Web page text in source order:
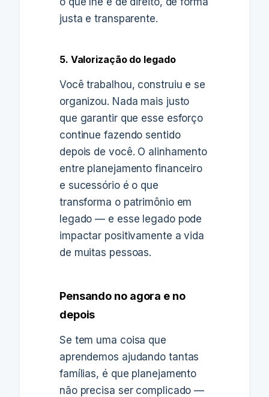
justa e transparente.
5. Valorização do legado
Você trabalhou, construiu e se
organizou. Nada mais justo
que garantir que esse esforço
continue fazendo sentido
depois de você. O alinhamento
entre planejamento financeiro
e sucessório é o que
transforma o patrimônio em
legado — e esse legado pode
impactar positivamente a vida
de muitas pessoas.
Pensando no agora e no
depois
Se tem uma coisa que
aprendemos ajudando tantas
famílias, é que planejamento
não precisa ser complicado —